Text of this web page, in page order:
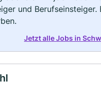
und
Jetzt alle Jobs in